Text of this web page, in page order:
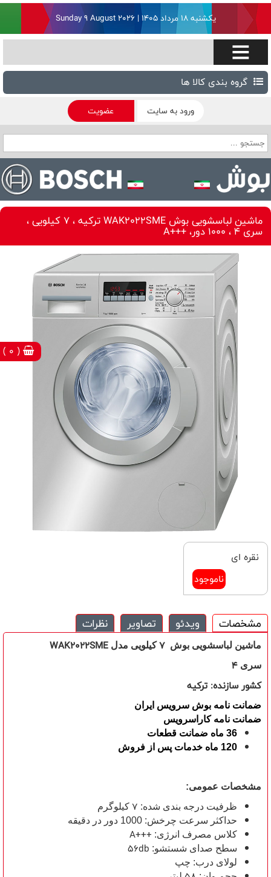
( 0 )
یکشنبه ۱۸ مرداد ۱۴۰۵ | Sunday 9 August 2026
گروه بندی کالا ها
ورود به سایت عضویت
ماشین لباسشویی بوش WAK2022SME ترکیه ، 7 کیلویی ،
سری 4 ، 1000 دور، +++A
نقره ای
ناموجود
مشخصات ویدئو تصاویر نظرات
ماشین لباسشویی بوش 7کیلویی مدل WAK2022SME
سری 4
کشور سازنده:ترکیه
ضمانت نامه بوش سرویس ایران
ضمانت نامه کاراسرویس
36 ماه ضمانت قطعات
120 ماه خدمات پس از فروش
مشخصات عمومی:
ظرفیت درجه بندی شده: 7 کیلوگرم
حداکثر سرعت چرخش: 1000 دور در دقیقه
کلاس مصرف انرژی: A+++
سطح صدای شستشو: 56db
لولای درب: چپ